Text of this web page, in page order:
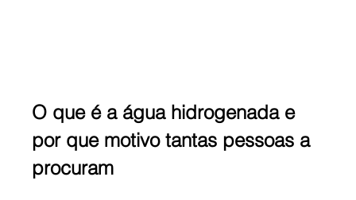
O que é a água hidrogenada e
por que motivo tantas pessoas a
procuram